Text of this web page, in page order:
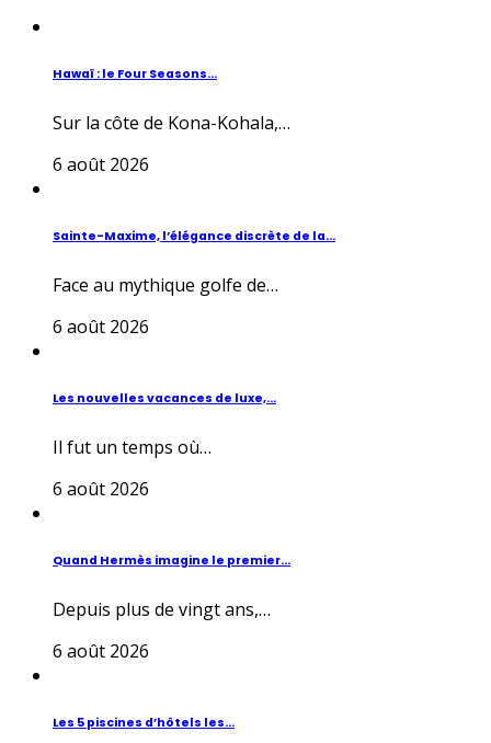
Hawaï : le Four Seasons...
Sur la côte de Kona-Kohala,…
6 août 2026
Sainte-Maxime, l’élégance discrète de la...
Face au mythique golfe de…
6 août 2026
Les nouvelles vacances de luxe,...
Il fut un temps où…
6 août 2026
Quand Hermès imagine le premier...
Depuis plus de vingt ans,…
6 août 2026
Les 5 piscines d’hôtels les...